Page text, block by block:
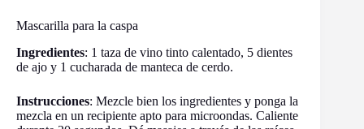
Mascarilla para la caspa
Ingredientes: 1 taza de vino tinto calentado, 5 dientes
de ajo y 1 cucharada de manteca de cerdo.
Instrucciones: Mezcle bien los ingredientes y ponga la
mezcla en un recipiente apto para microondas. Caliente